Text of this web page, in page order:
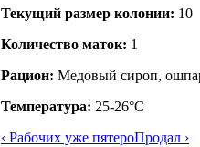
Текущий размер кoлонии: 10
Количество маток: 1
Рацион: Медовый сироп,
Температура: 25-26°C
‹ Рабочих уже пятероПродал ›